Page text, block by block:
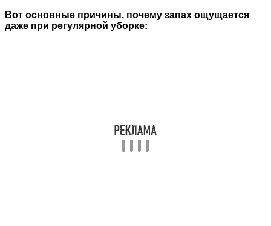
Вот основные причины, почему запах ощущается
даже при регулярной уборке: